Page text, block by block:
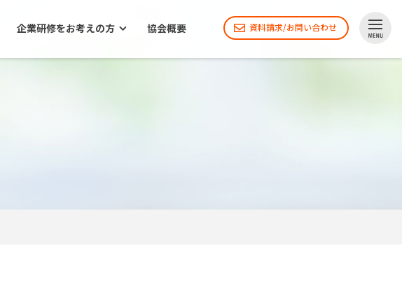
企業研修をお考えの方 協会概要 資料請求/お問い合わせ